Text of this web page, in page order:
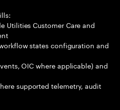
Utilities Customer Care and
states configuration and
OIC where applicable) and
supported telemetry, audit